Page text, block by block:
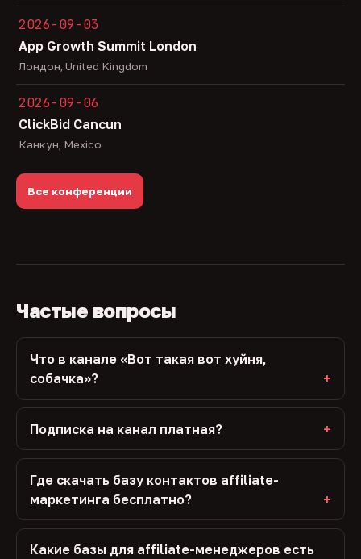
2026-09-03
App Growth Summit London
Лондон, United Kingdom
2026-09-06
ClickBid Cancun
Канкун, Mexico
Все конференции
Частые вопросы
Что в канале «Вот такая вот хуйня,
собачка»?
Подписка на канал платная?
Где скачать базу контактов affiliate-
маркетинга бесплатно?
Какие базы для affiliate-менеджеров есть